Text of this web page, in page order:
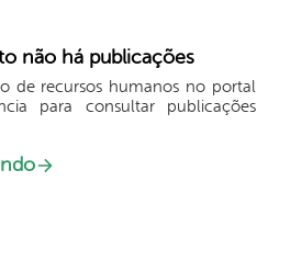
não há publicações
de recursos humanos no portal
para consultar publicações